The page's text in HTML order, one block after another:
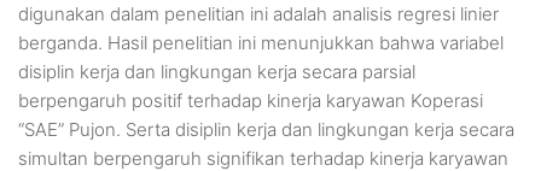
digunakan dalam penelitian ini adalah analisis regresi linier
berganda. Hasil penelitian ini menunjukkan bahwa variabel
disiplin kerja dan lingkungan kerja secara parsial
berpengaruh positif terhadap kinerja karyawan Koperasi
“SAE” Pujon. Serta disiplin kerja dan lingkungan kerja secara
simultan berpengaruh signifikan terhadap kinerja karyawan